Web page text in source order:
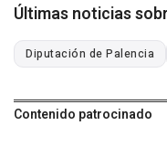
Últimas noticias
Diputación de Palencia
Contenido patrocinado